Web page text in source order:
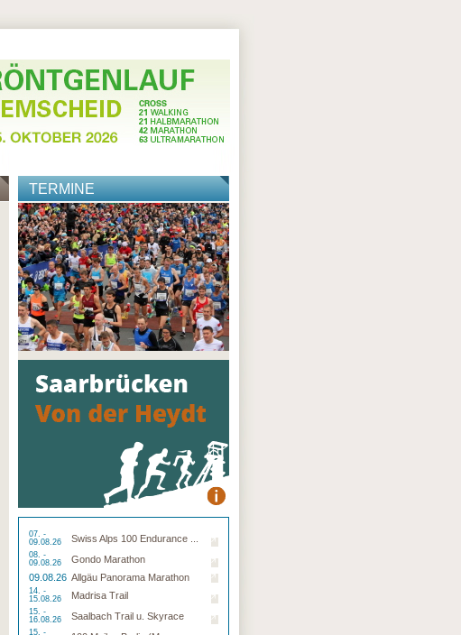
TERMINE
07. -
09.08.26
Swiss Alps 100 Endurance ...
08. -
09.08.26
Gondo Marathon
09.08.26 Allgäu Panorama Marathon
14. -
15.08.26
Madrisa Trail
15. -
16.08.26
Saalbach Trail u. Skyrace
15. -